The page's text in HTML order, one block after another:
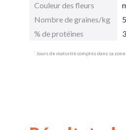
Couleur des fleurs
Nombre de graines/kg
% de protéines
* Jours de maturité comptés dans sa